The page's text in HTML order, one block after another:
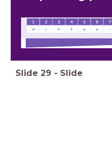
Slide 29 - Slide